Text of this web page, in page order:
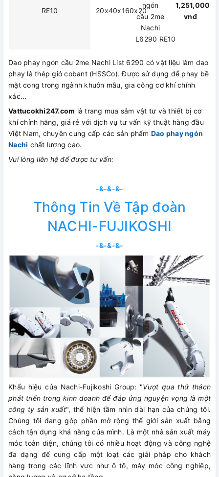
RE10 20x40x160x20
ngón
cầu 2me
Nachi
L6290 RE10
1,251,000
vnđ
Dao phay ngón cầu 2me Nachi List 6290 có vật liệu làm dao
phay là thép gió cobant (HSSCo). Được sử dụng để phay bề
mặt cong trong ngành khuôn mẫu, gia công cơ khí chính
xác...
Vattucokhi247.com là trang mua sắm vật tư và thiết bị cơ
khí chính hãng, giá rẻ với dịch vụ tư vấn kỹ thuật hàng đầu
Việt Nam, chuyên cung cấp các sản phẩm Dao phay ngón
Nachi chất lượng cao.
Vui lòng liên hệ để được tư vấn:
-&-&-&-
Thông Tin Về Tập đoàn
NACHI-FUJIKOSHI
-&-&-&-
Khẩu hiệu của Nachi-Fujikoshi Group: "Vượt qua thử thách
phát triển trong kinh doanh để đáp ứng nguyện vọng là một
công ty sản xuất", thể hiện tầm nhìn dài hạn của chúng tôi.
Chúng tôi đang góp phần mở rộng thế giới sản xuất bằng
cách tận dụng khả năng của mình. Là một nhà sản xuất máy
móc toàn diện, chúng tôi có nhiều hoạt động và công nghệ
đa dạng để cung cấp một loạt các giải pháp cho khách
hàng trong các lĩnh vực như ô tô, máy móc công nghiệp,